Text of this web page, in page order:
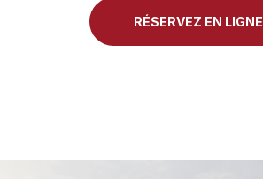
RÉSERVEZ EN LIGNE